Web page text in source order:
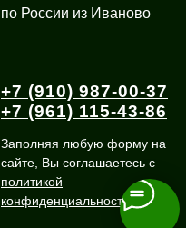
по России из Иваново
+7 (910) 987-00-37
+7 (961) 115-43-86
Заполняя любую форму на
сайте, Вы соглашаетесь с
политикой
конфиденциальности